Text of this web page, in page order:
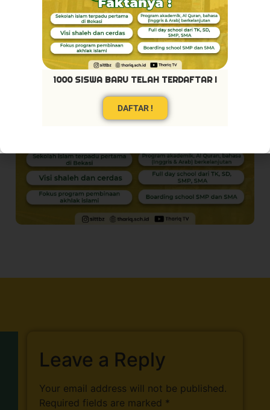
Leave a Reply
Your email address will not be published.
Required fields are marked *
1000 SISWA BARU TELAH TERDAFTAR !
DAFTAR !